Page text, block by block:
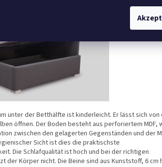
unter der Betthälfte ist kinderleicht. Er lässt sich von
öffnen. Der Boden besteht aus perforiertem MDF,
zwischen den gelagerten Gegenständen und der
Sicht ist dies die praktischste
Die Schlafqualität ist hoch und bei der richtigen
der Körper nicht. Die Beine sind aus Kunststoff, 6 cm